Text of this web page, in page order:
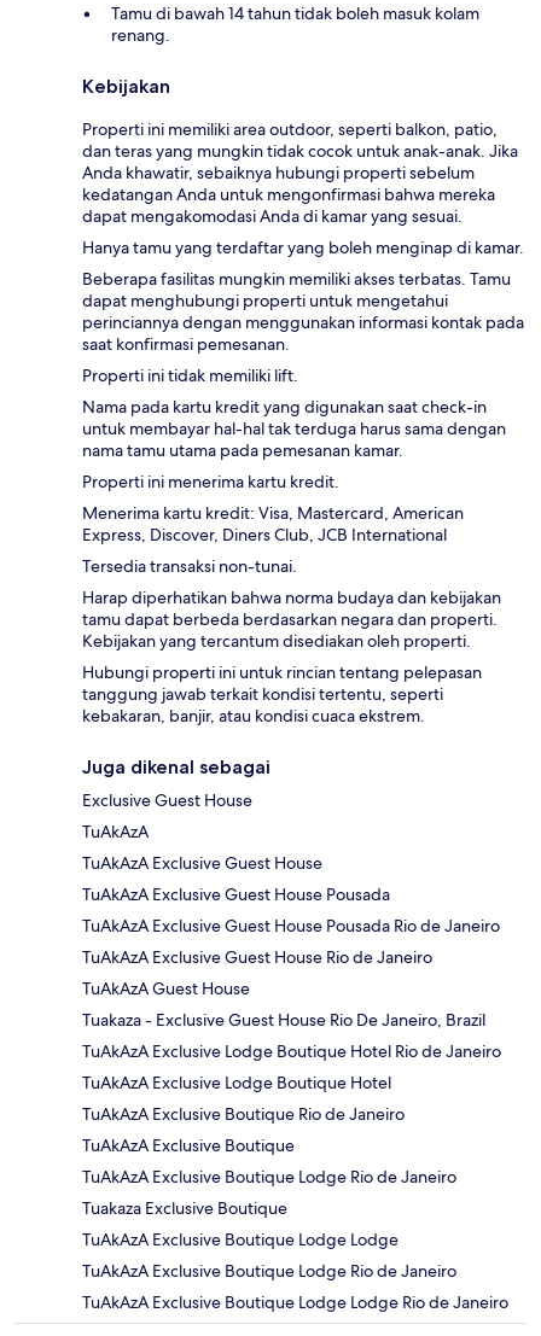
Tamu di bawah 14 tahun tidak boleh masuk kolam
renang.
Kebijakan
Properti ini memiliki area outdoor, seperti balkon, patio,
dan teras yang mungkin tidak cocok untuk anak-anak. Jika
Anda khawatir, sebaiknya hubungi properti sebelum
kedatangan Anda untuk mengonfirmasi bahwa mereka
dapat mengakomodasi Anda di kamar yang sesuai.
Hanya tamu yang terdaftar yang boleh menginap di kamar.
Beberapa fasilitas mungkin memiliki akses terbatas. Tamu
dapat menghubungi properti untuk mengetahui
perinciannya dengan menggunakan informasi kontak pada
saat konfirmasi pemesanan.
Properti ini tidak memiliki lift.
Nama pada kartu kredit yang digunakan saat check-in
untuk membayar hal-hal tak terduga harus sama dengan
nama tamu utama pada pemesanan kamar.
Properti ini menerima kartu kredit.
Menerima kartu kredit: Visa, Mastercard, American
Express, Discover, Diners Club, JCB International
Tersedia transaksi non-tunai.
Harap diperhatikan bahwa norma budaya dan kebijakan
tamu dapat berbeda berdasarkan negara dan properti.
Kebijakan yang tercantum disediakan oleh properti.
Hubungi properti ini untuk rincian tentang pelepasan
tanggung jawab terkait kondisi tertentu, seperti
kebakaran, banjir, atau kondisi cuaca ekstrem.
Juga dikenal sebagai
Exclusive Guest House
TuAkAzA
TuAkAzA Exclusive Guest House
TuAkAzA Exclusive Guest House Pousada
TuAkAzA Exclusive Guest House Pousada Rio de Janeiro
TuAkAzA Exclusive Guest House Rio de Janeiro
TuAkAzA Guest House
Tuakaza - Exclusive Guest House Rio De Janeiro, Brazil
TuAkAzA Exclusive Lodge Boutique Hotel Rio de Janeiro
TuAkAzA Exclusive Lodge Boutique Hotel
TuAkAzA Exclusive Boutique Rio de Janeiro
TuAkAzA Exclusive Boutique
TuAkAzA Exclusive Boutique Lodge Rio de Janeiro
Tuakaza Exclusive Boutique
TuAkAzA Exclusive Boutique Lodge Lodge
TuAkAzA Exclusive Boutique Lodge Rio de Janeiro
TuAkAzA Exclusive Boutique Lodge Lodge Rio de Janeiro